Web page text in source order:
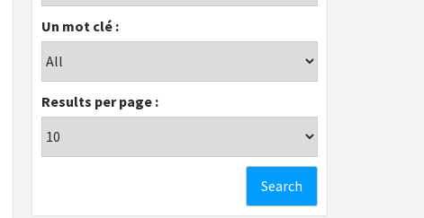
Un mot clé :
Results per page :